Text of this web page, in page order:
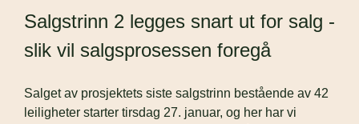
Salgstrinn 2 legges snart ut for salg -
slik vil salgsprosessen foregå
Salget av prosjektets siste salgstrinn bestående av 42
leiligheter starter tirsdag 27. januar, og her har vi